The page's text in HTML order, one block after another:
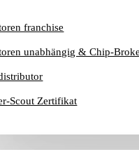
franchise
unabhängig & Chip-
Scout Zertifikat